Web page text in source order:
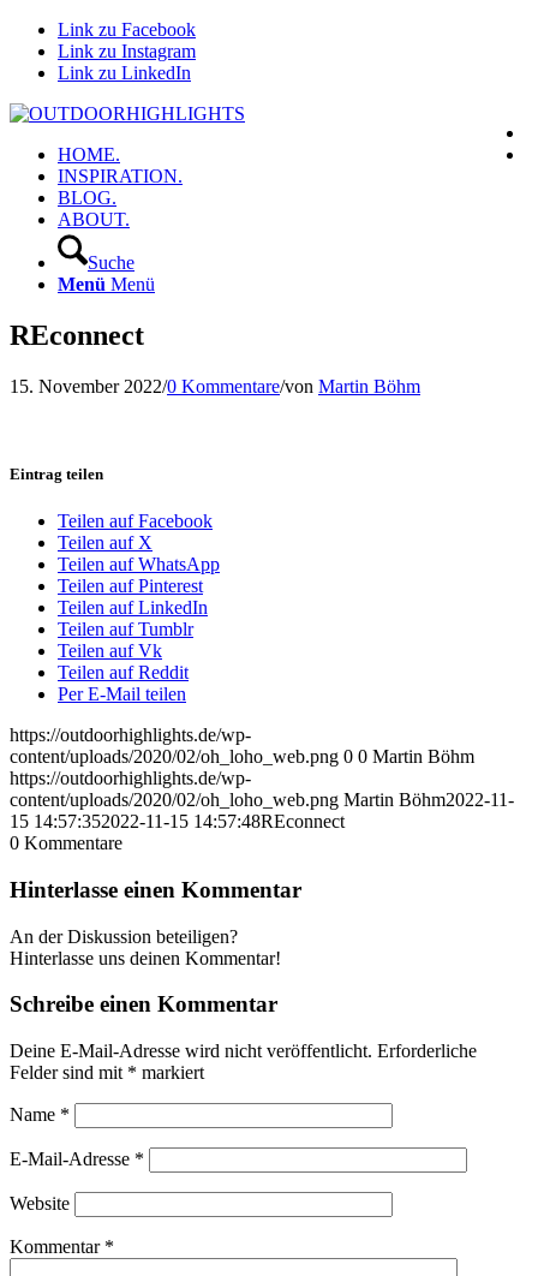
Link zu Facebook
Link zu Instagram
Link zu LinkedIn
HOME.
INSPIRATION.
BLOG.
ABOUT.
Suche
Menü Menü
REconnect
15. November 2022/0 Kommentare/von Martin Böhm
Eintrag teilen
Teilen auf Facebook
Teilen auf X
Teilen auf WhatsApp
Teilen auf Pinterest
Teilen auf LinkedIn
Teilen auf Tumblr
Teilen auf Vk
Teilen auf Reddit
Per E-Mail teilen
https://outdoorhighlights.de/wp-
content/uploads/2020/02/oh_loho_web.png 0 0 Martin Böhm
https://outdoorhighlights.de/wp-
content/uploads/2020/02/oh_loho_web.png Martin Böhm2022-11-
15 14:57:352022-11-15 14:57:48REconnect
0 Kommentare
Hinterlasse einen Kommentar
An der Diskussion beteiligen?
Hinterlasse uns deinen Kommentar!
Schreibe einen Kommentar
Deine E-Mail-Adresse wird nicht veröffentlicht. Erforderliche
Felder sind mit * markiert
Name *
E-Mail-Adresse *
Website
Kommentar *